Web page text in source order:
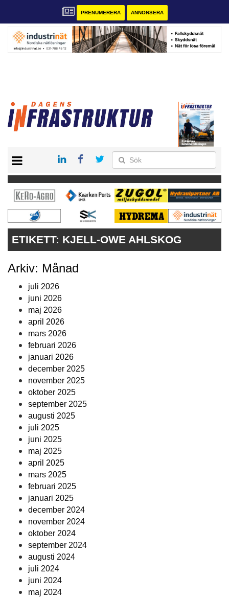
PRENUMERERA ANNONSERA
KONTAKT
VÅRA ANDRA MAGASIN
PRENUMERERA
ANNONSERA
ETIKETT: KJELL-OWE AHLSKOG
Arkiv: Månad
juli 2026
juni 2026
maj 2026
april 2026
mars 2026
februari 2026
januari 2026
december 2025
november 2025
oktober 2025
september 2025
augusti 2025
juli 2025
juni 2025
maj 2025
april 2025
mars 2025
februari 2025
januari 2025
december 2024
november 2024
oktober 2024
september 2024
augusti 2024
juli 2024
juni 2024
maj 2024